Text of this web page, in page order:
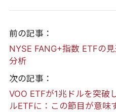
前の記事：
NYSE FANG+指数 ETFの
分析
次の記事：
VOO ETFが1兆ドルを突破
ルETFに：この節目が意味